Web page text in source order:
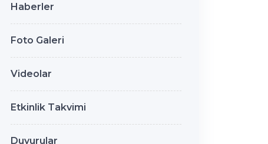
Haberler
Foto Galeri
Videolar
Etkinlik Takvimi
Duyurular